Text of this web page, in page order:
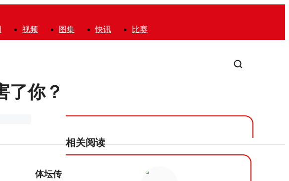
视频 图集 快讯 比赛
了你？
相关阅读
体坛传